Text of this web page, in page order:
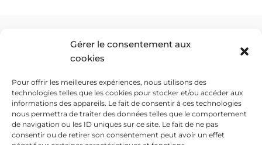
Gérer le consentement aux
cookies
Pour offrir les meilleures expériences, nous utilisons des
technologies telles que les cookies pour stocker et/ou accéder aux
informations des appareils. Le fait de consentir à ces technologies
nous permettra de traiter des données telles que le comportement
de navigation ou les ID uniques sur ce site. Le fait de ne pas
consentir ou de retirer son consentement peut avoir un effet
ADRESSE DE LA SALLE